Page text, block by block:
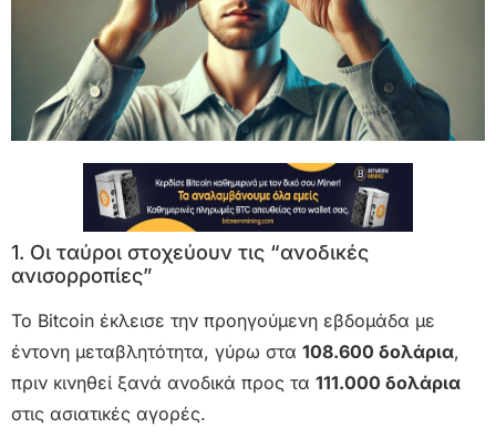
1. Οι ταύροι στοχεύουν τις “ανοδικές
ανισορροπίες”
Το Bitcoin έκλεισε την προηγούμενη εβδομάδα με
έντονη μεταβλητότητα, γύρω στα 108.600 δολάρια,
πριν κινηθεί ξανά ανοδικά προς τα 111.000 δολάρια
στις ασιατικές αγορές.